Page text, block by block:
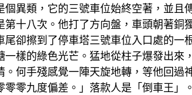
個異類，它的三號車位始終空著，並且
第十八次。他打了方向盤，車頭朝著
尾卻擦到了停車塔三號車位入口處的
一樣的綠色光芒。猛地從柱子爆發出來
。何手殘感覺一陣天旋地轉，等他回
零九度偏差。」落款人是「倒車王」